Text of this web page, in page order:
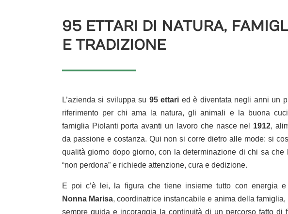
95 ETTARI DI NATURA,
E TRADIZIONE
L’azienda si sviluppa su 95 ettari ed è diventata negli anni un
riferimento per chi ama la natura, gli animali e la buona
famiglia Piolanti porta avanti un lavoro che nasce nel 1912,
da passione e costanza. Qui non si corre dietro alle mode: si
qualità giorno dopo giorno, con la determinazione di chi sa che
“non perdona” e richiede attenzione, cura e dedizione.
E poi c’è lei, la figura che tiene insieme tutto con energia e
Nonna Marisa, coordinatrice instancabile e anima della famiglia,
sempre guida e incoraggia la continuità di un percorso fatto di